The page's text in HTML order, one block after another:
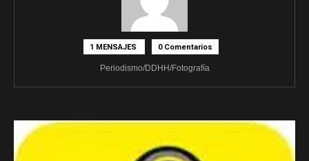
1 MENSAJES 0 Comentarios
Periodismo/DDHH/Fotografía